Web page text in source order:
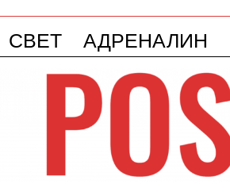
СВЕТ АДРЕНАЛИН